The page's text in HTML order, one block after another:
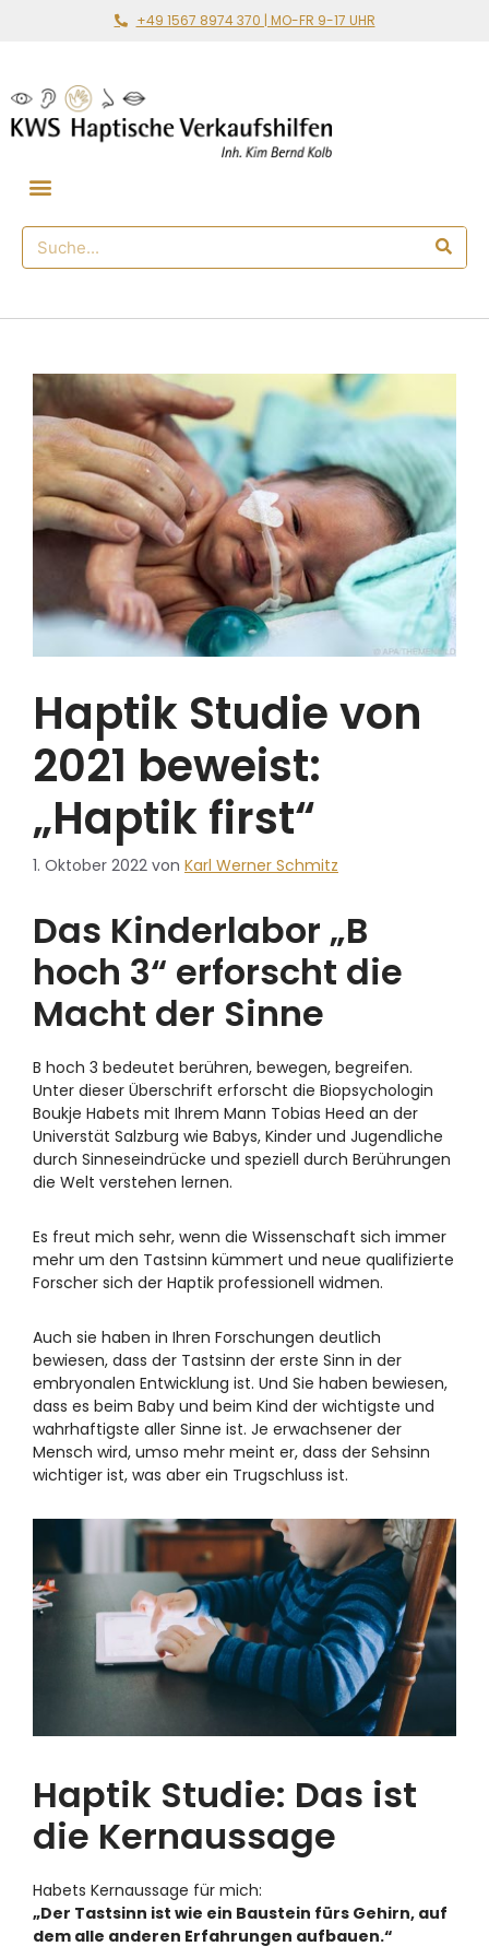
+49 1567 8974 370 | MO-FR 9-17 UHR
Haptik Studie von
2021 beweist:
„Haptik first“
1. Oktober 2022 von Karl Werner Schmitz
Das Kinderlabor „B
hoch 3“ erforscht die
Macht der Sinne
B hoch 3 bedeutet berühren, bewegen, begreifen.
Unter dieser Überschrift erforscht die Biopsychologin
Boukje Habets mit Ihrem Mann Tobias Heed an der
Universtät Salzburg wie Babys, Kinder und Jugendliche
durch Sinneseindrücke und speziell durch Berührungen
die Welt verstehen lernen.
Es freut mich sehr, wenn die Wissenschaft sich immer
mehr um den Tastsinn kümmert und neue qualifizierte
Forscher sich der Haptik professionell widmen.
Auch sie haben in Ihren Forschungen deutlich
bewiesen, dass der Tastsinn der erste Sinn in der
embryonalen Entwicklung ist. Und Sie haben bewiesen,
dass es beim Baby und beim Kind der wichtigste und
wahrhaftigste aller Sinne ist. Je erwachsener der
Mensch wird, umso mehr meint er, dass der Sehsinn
wichtiger ist, was aber ein Trugschluss ist.
Haptik Studie: Das ist
die Kernaussage
Habets Kernaussage für mich:
„Der Tastsinn ist wie ein Baustein fürs Gehirn, auf
dem alle anderen Erfahrungen aufbauen.“